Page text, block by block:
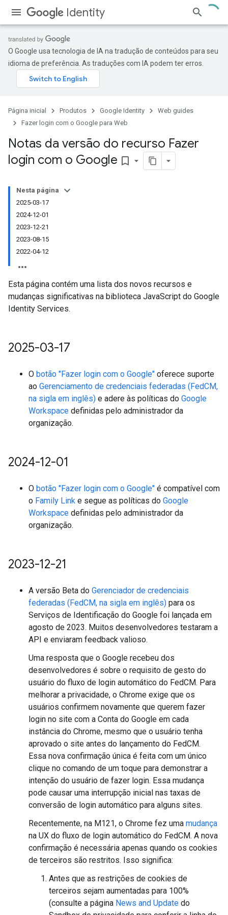
Identity
O Google usa tecnologia de IA na tradução de conteúdos para seu
idioma de preferência. As traduções com IA podem ter erros.
Página inicial Produtos Google Identity
Web guides
Fazer login com o Google para Web
Notas da versão do recurso Fazer
login com o Google bookmark_border
Nesta página
2025-03-17
2024-12-01
2023-12-21
2023-08-15
2022-04-12
Esta página contém uma lista dos novos recursos e
mudanças significativas na biblioteca JavaScript do Google
Identity Services.
2025-03-17
O botão "Fazer login com o Google" oferece suporte
ao Gerenciamento de credenciais federadas (FedCM,
na sigla em inglês) e adere às políticas do Google
Workspace definidas pelo administrador da
organização.
2024-12-01
O botão "Fazer login com o Google" é compatível com
o Family Link e segue as políticas do Google
Workspace definidas pelo administrador da
organização.
2023-12-21
A versão Beta do Gerenciador de credenciais
federadas (FedCM, na sigla em inglês) para os
Serviços de Identificação do Google foi lançada em
agosto de 2023. Muitos desenvolvedores testaram a
API e enviaram feedback valioso.
Uma resposta que o Google recebeu dos
desenvolvedores é sobre o requisito de gesto do
usuário do fluxo de login automático do FedCM. Para
melhorar a privacidade, o Chrome exige que os
usuários confirmem novamente que querem fazer
login no site com a Conta do Google em cada
instância do Chrome, mesmo que o usuário tenha
aprovado o site antes do lançamento do FedCM.
Essa nova confirmação única é feita com um único
clique no comando de um toque para demonstrar a
intenção do usuário de fazer login. Essa mudança
pode causar uma interrupção inicial nas taxas de
conversão de login automático para alguns sites.
Recentemente, na M121, o Chrome fez uma mudança
na UX do fluxo de login automático do FedCM. A nova
confirmação é necessária apenas quando os cookies
de terceiros são restritos. Isso significa:
Antes que as restrições de cookies de
terceiros sejam aumentadas para 100%
(consulte a página News and Update do